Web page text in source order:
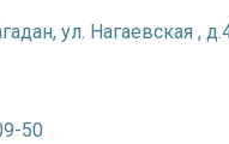
ул. Нагаевская ,
50